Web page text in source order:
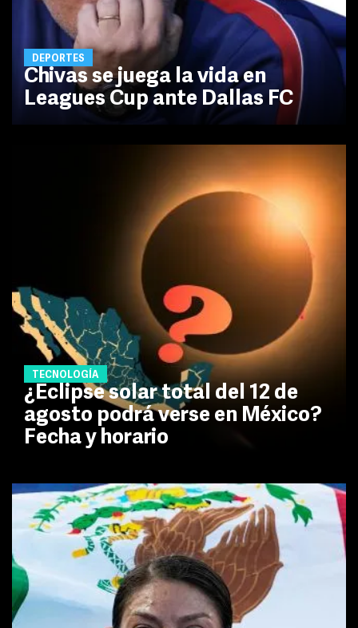
DEPORTES
Chivas se juega la vida en
Leagues Cup ante Dallas FC
TECNOLOGÍA
¿Eclipse solar total del 12 de
agosto podrá verse en México?
Fecha y horario